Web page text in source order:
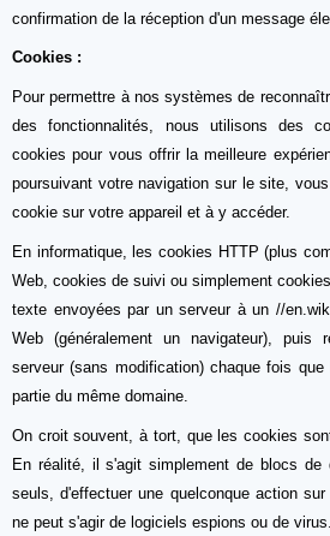
confirmation de la réception d'un message
Cookies :
Pour permettre à nos systèmes de
des fonctionnalités, nous utilisons des
cookies pour vous offrir la meilleure
poursuivant votre navigation sur le site,
cookie sur votre appareil et à y accéder.
En informatique, les cookies HTTP (plus
Web, cookies de suivi ou simplement
texte envoyées par un serveur à un //
Web (généralement un navigateur), puis
serveur (sans modification) chaque fois
partie du même domaine.
On croit souvent, à tort, que les cookies
En réalité, il s'agit simplement de blocs de
seuls, d'effectuer une quelconque action
ne peut s'agir de logiciels espions ou de